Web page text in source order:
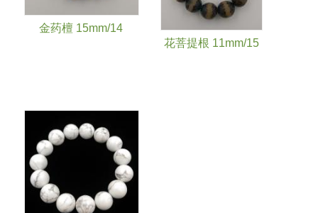
金药檀 15mm/14
花菩提根 11mm/15